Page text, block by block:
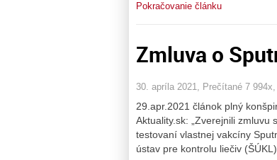
Pokračovanie článku
Zmluva o
30. apríla 2021, Prečítané 7 994x,
29.apr.2021 článok plný
Aktuality.sk: „Zverejnili zmluvu
testovaní vlastnej vakcíny
ústav pre kontrolu liečiv